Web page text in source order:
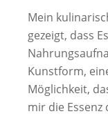
Mein
gezeigt, dass
Kunstform,
Möglichkeit,
mir die